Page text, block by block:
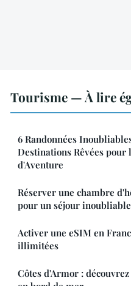
Tourisme — À lire
6 Randonnées
Destinations Rêvées pour
d'Aventure
Réserver une chambre
pour un séjour inoubliable
Activer une eSIM en
illimitées
Côtes d'Armor :